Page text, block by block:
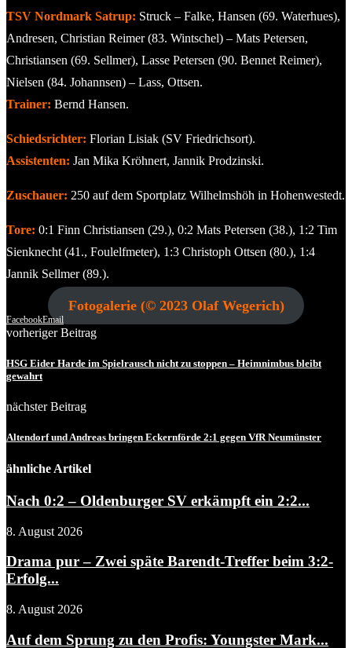
TSV Nordmark Satrup: Struck – Falke, Hansen (69. Waterhues),
Andresen, Christian Reimer (83. Wintschel) – Mats Petersen,
Christiansen (69. Sellmer), Lasse Petersen (90. Bennet Reimer),
Nielsen (84. Johannsen) – Lass, Ottsen.
Trainer: Bernd Hansen.
Schiedsrichter: Florian Lisiak (SV Friedrichsort).
Assistenten: Jan Mika Kröhnert, Jannik Prodzinski.
Zuschauer: 250 auf dem Sportplatz Wilhelmshöh in Hohenwestedt.
Tore: 0:1 Finn Christiansen (29.), 0:2 Mats Petersen (38.), 1:2 Tim
Sienknecht (41., Foulelfmeter), 1:3 Christoph Ottsen (80.), 1:4
Jannik Sellmer (89.).
Fotogalerie (© 2023 Olaf Wegerich)
FacebookEmail
vorheriger Beitrag
HSG Eider Harde im Spielrausch nicht zu stoppen – Heimnimbus bleibt
gewahrt
nächster Beitrag
Altendorf und Andreas bringen Eckernförde 2:1 gegen VfR Neumünster
ähnliche Artikel
Nach 0:2 – Oldenburger SV erkämpft ein 2:2...
8. August 2026
Drama pur – Zwei späte Barendt-Treffer beim 3:2-
Erfolg...
8. August 2026
Auf dem Sprung zu den Profis: Youngster Mark...